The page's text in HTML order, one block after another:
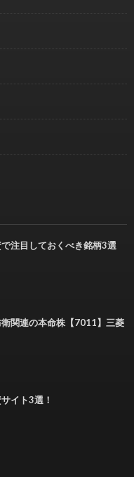
注目しておくべき銘柄3選
関連の本命株【7011】三菱
イト3選！